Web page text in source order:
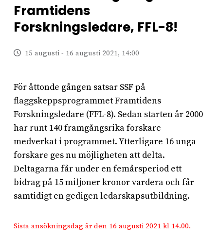
Framtidens
Forskningsledare, FFL-8!
15 augusti - 16 augusti 2021, 14:00
För åttonde gången satsar SSF på
flaggskeppsprogrammet Framtidens
Forskningsledare (FFL-8). Sedan starten år 2000
har runt 140 framgångsrika forskare
medverkat i programmet. Ytterligare 16 unga
forskare ges nu möjligheten att delta.
Deltagarna får under en femårsperiod ett
bidrag på 15 miljoner kronor vardera och får
samtidigt en gedigen ledarskapsutbildning.
Sista ansökningsdag är den 16 augusti 2021 kl 14.00.